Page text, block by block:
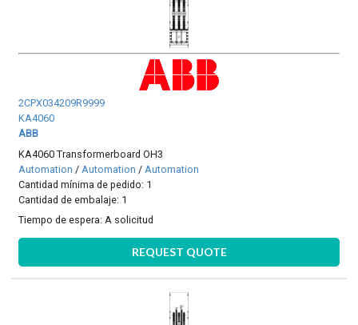
2CPX034209R9999
KA4060
ABB
KA4060 Transformerboard OH3
Automation / Automation / Automation
Cantidad mínima de pedido: 1
Cantidad de embalaje: 1
Tiempo de espera:A solicitud
REQUEST QUOTE